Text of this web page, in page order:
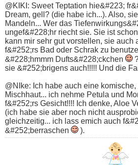
@KIKI: Sweet Teptation hie&#223;
Dream, gell? (die habe ich...). Also,
Mandeln... Wer das
ungef&#228;hr riecht sie. Sie ist
kann mir sehr gut vorstellen, sie auch
f&#252;rs Bad oder Schrak zu
&#228;hmmm Dufts&#228;ckchen
sie &#252;brigens auch!!!!! Und die
@NIke: Ich habe auch eine
Mischhaut... ich nehme Petula und
f&#252;rs Gesicht!!!! Ich denke, Aloe
(ich habe sie aber noch nicht
gleichzeitig... ich lass emich auch
&#252;berraschen
).